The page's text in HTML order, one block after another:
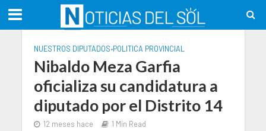
NUESTROS DIPUTADOS•POLITICA PROVINCIAL
Nibaldo Meza Garfia
oficializa su candidatura a
diputado por el Distrito 14
12 meses hace 1 Min Read